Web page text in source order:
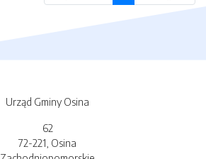
Urząd Gminy Osina
62
72-221, Osina